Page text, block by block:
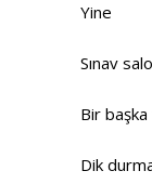
Yine
Sınav
Bir
Dik